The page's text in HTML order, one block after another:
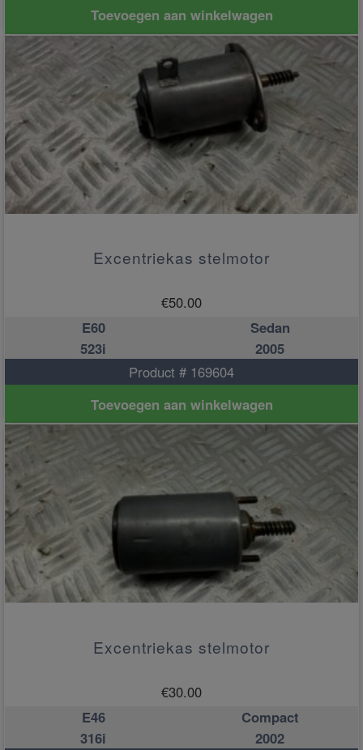
Toevoegen aan winkelwagen
Excentriekas stelmotor
€50.00
E60
Sedan
523i
2005
Product # 169604
Toevoegen aan winkelwagen
Excentriekas stelmotor
€30.00
E46
Compact
316i
2002